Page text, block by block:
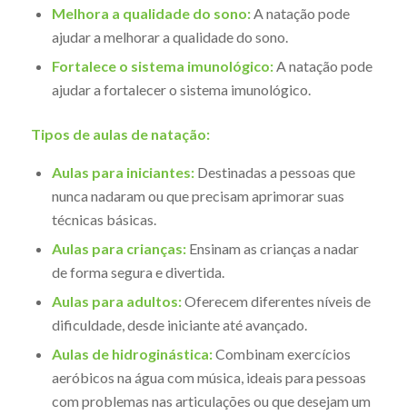
Melhora a qualidade do sono:A natação pode
ajudar a melhorar a qualidade do sono.
Fortalece o sistema imunológico:A natação pode
ajudar a fortalecer o sistema imunológico.
Tipos de aulas de natação:
Aulas para iniciantes:Destinadas a pessoas que
nunca nadaram ou que precisam aprimorar suas
técnicas básicas.
Aulas para crianças:Ensinam as crianças a nadar
de forma segura e divertida.
Aulas para adultos:Oferecem diferentes níveis de
dificuldade, desde iniciante até avançado.
Aulas de hidroginástica:Combinam exercícios
aeróbicos na água com música, ideais para pessoas
com problemas nas articulações ou que desejam um